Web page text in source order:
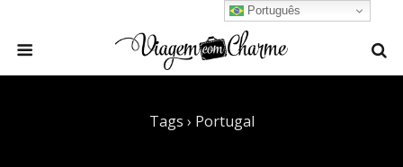
Tags › Portugal
Português